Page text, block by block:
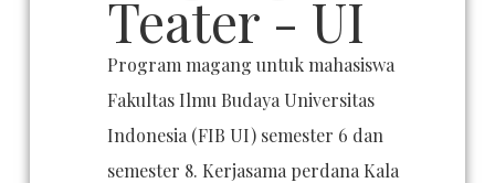
Teater - UI
Program magang untuk mahasiswa
Fakultas Ilmu Budaya Universitas
Indonesia (FIB UI) semester 6 dan
semester 8. Kerjasama perdana Kala